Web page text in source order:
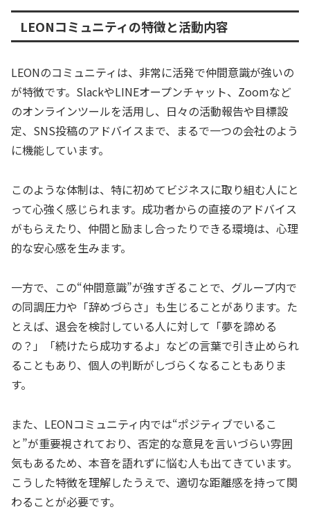
LEONコミュニティの特徴と活動内容
LEONのコミュニティは、非常に活発で仲間意識が強いの
が特徴です。SlackやLINEオープンチャット、Zoomなど
のオンラインツールを活用し、日々の活動報告や目標設
定、SNS投稿のアドバイスまで、まるで一つの会社のよう
に機能しています。
このような体制は、特に初めてビジネスに取り組む人にと
って心強く感じられます。成功者からの直接のアドバイス
がもらえたり、仲間と励まし合ったりできる環境は、心理
的な安心感を生みます。
一方で、この“仲間意識”が強すぎることで、グループ内で
の同調圧力や「辞めづらさ」も生じることがあります。た
とえば、退会を検討している人に対して「夢を諦める
の？」「続けたら成功するよ」などの言葉で引き止められ
ることもあり、個人の判断がしづらくなることもありま
す。
また、LEONコミュニティ内では“ポジティブでいるこ
と”が重要視されており、否定的な意見を言いづらい雰囲
気もあるため、本音を語れずに悩む人も出てきています。
こうした特徴を理解したうえで、適切な距離感を持って関
わることが必要です。